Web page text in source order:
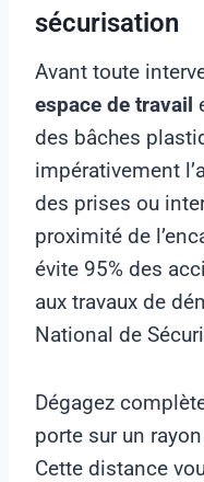
sécurisation
Avant toute
espace de travail
des bâches
impérativement
des prises ou
proximité de
évite 95% des
aux travaux de
National de
Dégagez
porte sur un
Cette distance